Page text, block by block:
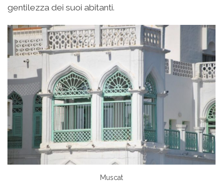
gentilezza dei suoi abitanti.
Muscat